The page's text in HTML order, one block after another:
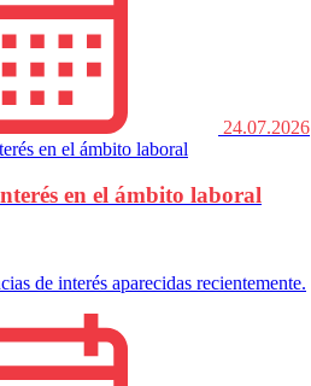
24.07.2026
en el ámbito laboral
de interés aparecidas recientemente.